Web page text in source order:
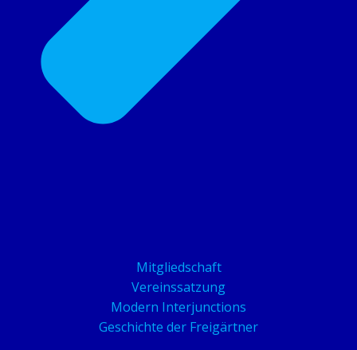
Mitgliedschaft
Vereinssatzung
Modern Interjunctions
Geschichte der Freigärtner